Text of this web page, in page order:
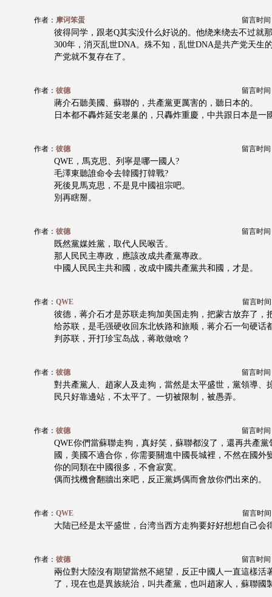
作者： 摩诃笨蛋 留言时间
彼得同学，跟老Q其实没什么好说的。他绕来绕去不过就
300年，消灭乱世DNA。殊不知，乱世DNA是共产党天生
产党就不复存在了。
作者： 彼德 留言时间
蔣介石聽美國、蘇聯的，共產黨更厲害的，聽日本的。
日本都不轟炸延安老巢的，只轟炸重慶，中共跟日本是一
作者： 彼德 留言时间
QWE，馬克思、列寧是哪一國人?
毛澤東聽誰命令去韓國打韓戰?
死後見馬克思，不是見中國祖宗吧。
別再瞎掰。
作者： 彼德 留言时间
既然黨媒姓黨，取代人民喉舌。
那人民民主專政，應該改成共產黨專政。
中國人民民主共和國，改成中國共產黨共和國，才是。
作者： QWE 留言时间
彼德，蒋介石才是苏联走狗加美国走狗，把蒙古放弃了，
给苏联，是毛强硬收回东北铁路和旅顺，蒋介石一句硬话
判苏联，开打珍宝岛战，蒋敢做啥？
作者： 彼德 留言时间
對共產黨人、趙家人及走狗，當然是太平盛世，黨領導、
民只好靠邊站，不太平了。一切被限制，被愚弄。
作者： 彼德 留言时间
QWE你們當蘇聯走狗，真好笑，蘇聯都沒了，還再共產黨
國，美國不適合你，你需要關進中國長城裡，不然在國外
你的同類在中國很多，不會寂寞。
偶而找機會翻牆出來吧，反正黨媽偶而會放你們出來的。
作者： QWE 留言时间
大陆已经是太平盛世，台湾当西方走狗要好好想想自己会
作者： 彼德 留言时间
兩位對大陸沒有期望當然不絕望，反正中國人一直這樣活
了，現在也是異族統治，叫共產黨，也叫趙家人，蘇聯國